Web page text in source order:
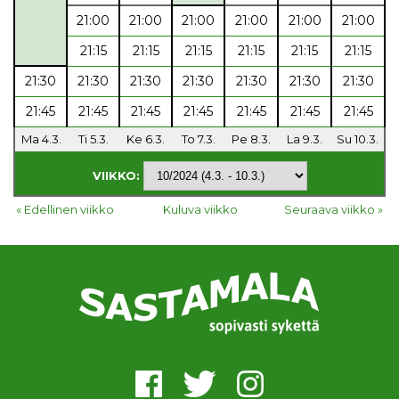
21:00
21:00 21:00 21:00 21:00
21:00
21:15
21:15 21:15 21:15 21:15
21:15
21:30
21:30 21:30 21:30 21:30 21:30
21:30
21:45
21:45 21:45 21:45 21:45 21:45 21:45
Ma 4.3. Ti 5.3. Ke 6.3. To 7.3. Pe 8.3. La 9.3. Su 10.3.
VIIKKO:
« Edellinen viikko Kuluva viikko Seuraava viikko »